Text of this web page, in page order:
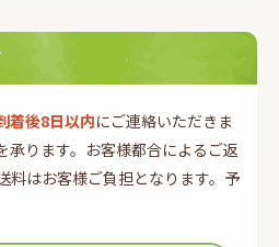
社に連絡するものとします。
ったことにより生じた損害につい
ません。また、変更登録がなさ
前にすでに手続がなされた取引
基づいて行われますのでご注意く
着後8日以内にご連絡いただきま
承ります。お客様都合によるご返
料はお客様ご負担となります。予